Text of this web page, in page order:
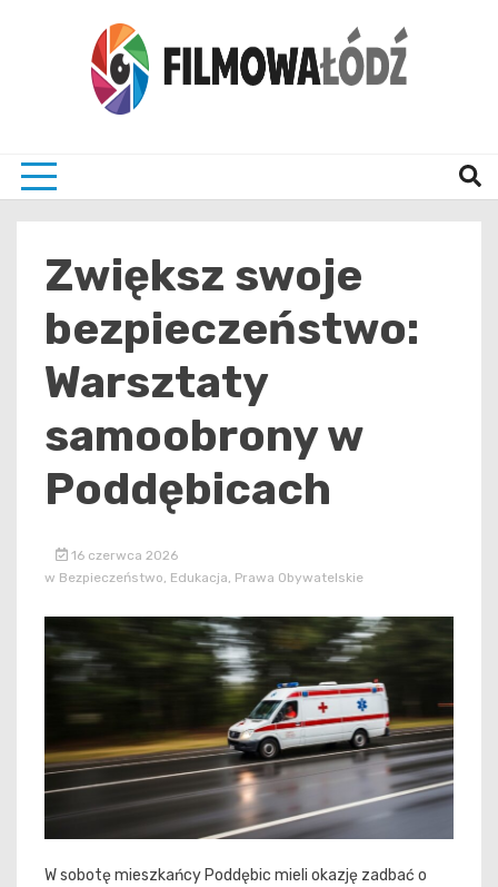
Zwiększ swoje
bezpieczeństwo:
Warsztaty
samoobrony w
Poddębicach
16 czerwca 2026
w Bezpieczeństwo Edukacja Prawa Obywatelskie
W sobotę mieszkańcy Poddębic mieli okazję zadbać o